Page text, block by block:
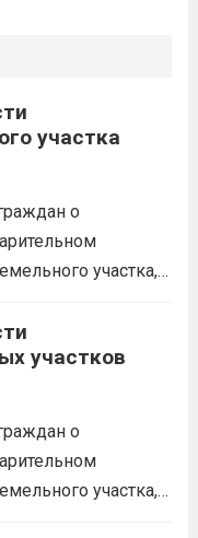
участка
о
участка,
с пп. 1 п. 1 ст.
участков
о
участка,